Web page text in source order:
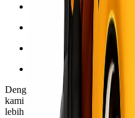
Port to port
Pengiriman reguler dan
Cargo darat, laut, dan udara
Pengiriman proyek dan
Dengan jaringan operasional di
kami siap membantu distribusi
lebih terstruktur dan efisien.